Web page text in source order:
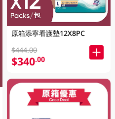
原箱添寧看護墊12X8PC
$444.00
$340.00